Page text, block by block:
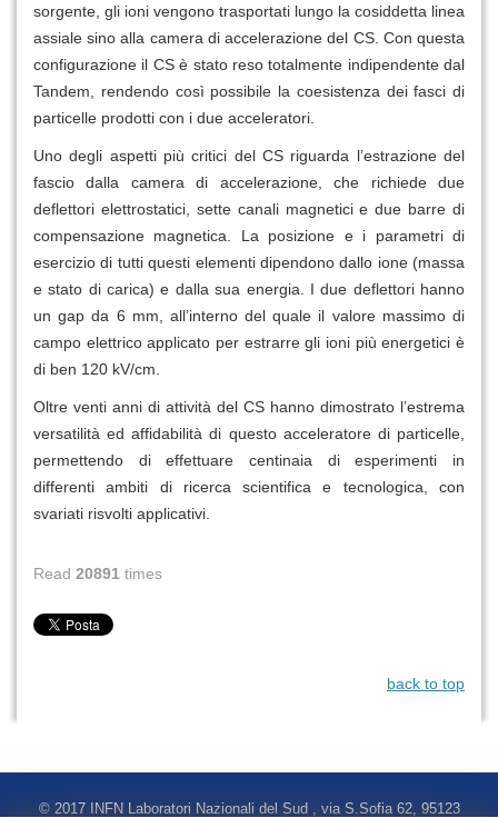
sorgente, gli ioni vengono trasportati lungo la cosiddetta linea
assiale sino alla camera di accelerazione del CS. Con questa
configurazione il CS è stato reso totalmente indipendente dal
Tandem, rendendo così possibile la coesistenza dei fasci di
particelle prodotti con i due acceleratori.
Uno degli aspetti più critici del CS riguarda l’estrazione del
fascio dalla camera di accelerazione, che richiede due
deflettori elettrostatici, sette canali magnetici e due barre di
compensazione magnetica. La posizione e i parametri di
esercizio di tutti questi elementi dipendono dallo ione (massa
e stato di carica) e dalla sua energia. I due deflettori hanno
un gap da 6 mm, all’interno del quale il valore massimo di
campo elettrico applicato per estrarre gli ioni più energetici è
di ben 120 kV/cm.
Oltre venti anni di attività del CS hanno dimostrato l’estrema
versatilità ed affidabilità di questo acceleratore di particelle,
permettendo di effettuare centinaia di esperimenti in
differenti ambiti di ricerca scientifica e tecnologica, con
svariati risvolti applicativi.
Read 20891 times
back to top
© 2017 INFN Laboratori Nazionali del Sud , via S.Sofia 62, 95123